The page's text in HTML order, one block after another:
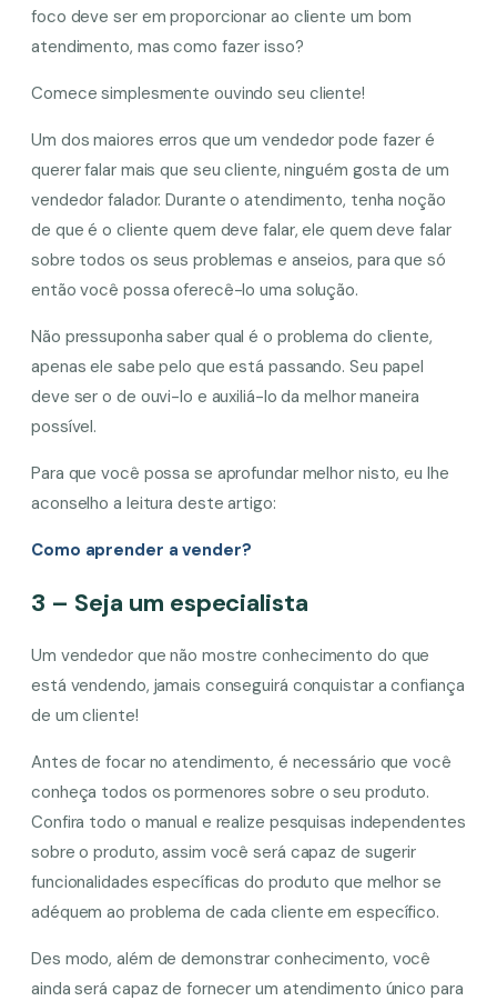
foco deve ser em proporcionar ao cliente um bom
atendimento, mas como fazer isso?
Comece simplesmente ouvindo seu cliente!
Um dos maiores erros que um vendedor pode fazer é
querer falar mais que seu cliente, ninguém gosta de um
vendedor falador. Durante o atendimento, tenha noção
de que é o cliente quem deve falar, ele quem deve falar
sobre todos os seus problemas e anseios, para que só
então você possa oferecê-lo uma solução.
Não pressuponha saber qual é o problema do cliente,
apenas ele sabe pelo que está passando. Seu papel
deve ser o de ouvi-lo e auxiliá-lo da melhor maneira
possível.
Para que você possa se aprofundar melhor nisto, eu lhe
aconselho a leitura deste artigo:
Como aprender a vender?
3 – Seja um especialista
Um vendedor que não mostre conhecimento do que
está vendendo, jamais conseguirá conquistar a confiança
de um cliente!
Antes de focar no atendimento, é necessário que você
conheça todos os pormenores sobre o seu produto.
Confira todo o manual e realize pesquisas independentes
sobre o produto, assim você será capaz de sugerir
funcionalidades específicas do produto que melhor se
adéquem ao problema de cada cliente em específico.
Des modo, além de demonstrar conhecimento, você
ainda será capaz de fornecer um atendimento único para